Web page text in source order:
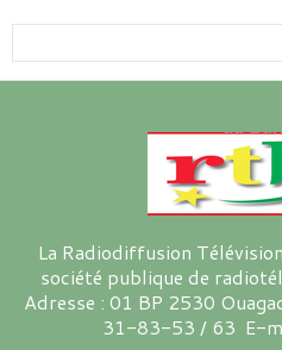
La Radiodiffusion
société publique de
Adresse : 01 BP 2530
31-83-53 / 63 E-